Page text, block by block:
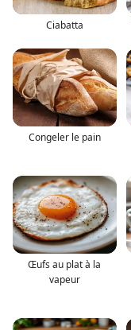
Ciabatta
Congeler le pain
Œufs au plat à la
vapeur